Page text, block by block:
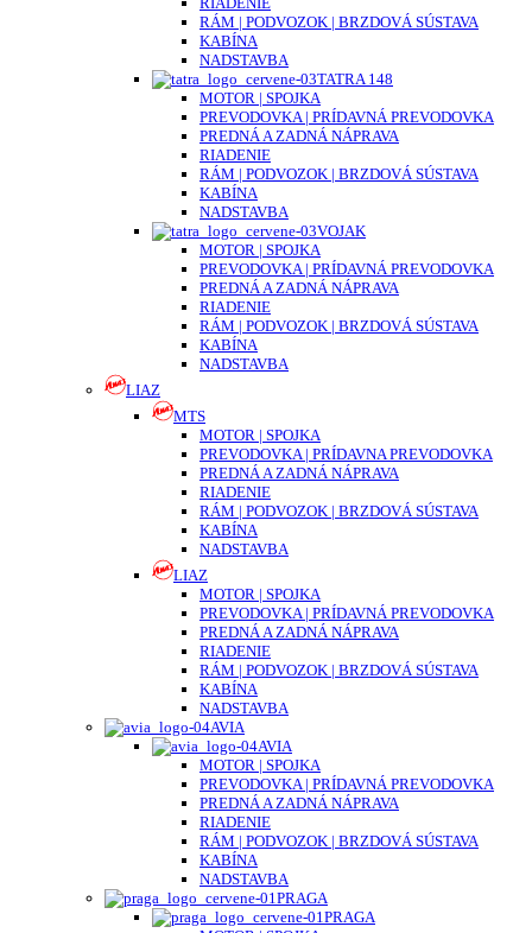
RÁM | PODVOZOK | BRZDOVÁ SÚSTAVA
KABÍNA
NADSTAVBA
TATRA 148
MOTOR | SPOJKA
PREVODOVKA | PRÍDAVNÁ PREVODOVKA
PREDNÁ A ZADNÁ NÁPRAVA
RIADENIE
RÁM | PODVOZOK | BRZDOVÁ SÚSTAVA
KABÍNA
NADSTAVBA
VOJAK
MOTOR | SPOJKA
PREVODOVKA | PRÍDAVNÁ PREVODOVKA
PREDNÁ A ZADNÁ NÁPRAVA
RIADENIE
RÁM | PODVOZOK | BRZDOVÁ SÚSTAVA
KABÍNA
NADSTAVBA
LIAZ
MTS
MOTOR | SPOJKA
PREVODOVKA | PRÍDAVNA PREVODOVKA
PREDNÁ A ZADNÁ NÁPRAVA
RIADENIE
RÁM | PODVOZOK | BRZDOVÁ SÚSTAVA
KABÍNA
NADSTAVBA
LIAZ
MOTOR | SPOJKA
PREVODOVKA | PRÍDAVNÁ PREVODOVKA
PREDNÁ A ZADNÁ NÁPRAVA
RIADENIE
RÁM | PODVOZOK | BRZDOVÁ SÚSTAVA
KABÍNA
NADSTAVBA
AVIA
AVIA
MOTOR | SPOJKA
PREVODOVKA | PRÍDAVNÁ PREVODOVKA
PREDNÁ A ZADNÁ NÁPRAVA
RIADENIE
RÁM | PODVOZOK | BRZDOVÁ SÚSTAVA
KABÍNA
NADSTAVBA
PRAGA
PRAGA